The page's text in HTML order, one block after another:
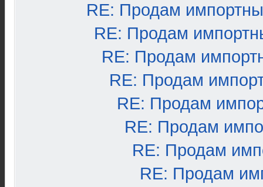
RE: Продам
RE: Продам
RE: Продам
RE: Продам
RE: Продам
RE: Продам
RE: Продам
RE: Продам